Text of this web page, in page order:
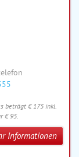
beträgt € 175 inkl.
€ 95.
Informationen